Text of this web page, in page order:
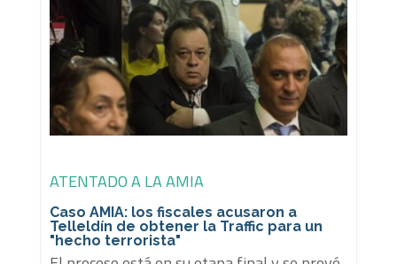
ATENTADO A LA AMIA
Caso AMIA: los fiscales acusaron a
Telleldín de obtener la Traffic para un
"hecho terrorista"